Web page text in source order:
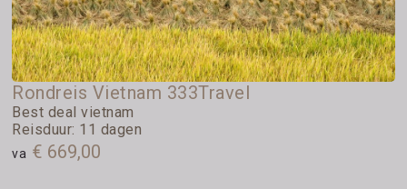
Rondreis Vietnam 333Travel
Best deal vietnam
Reisduur: 11 dagen
va € 669,00